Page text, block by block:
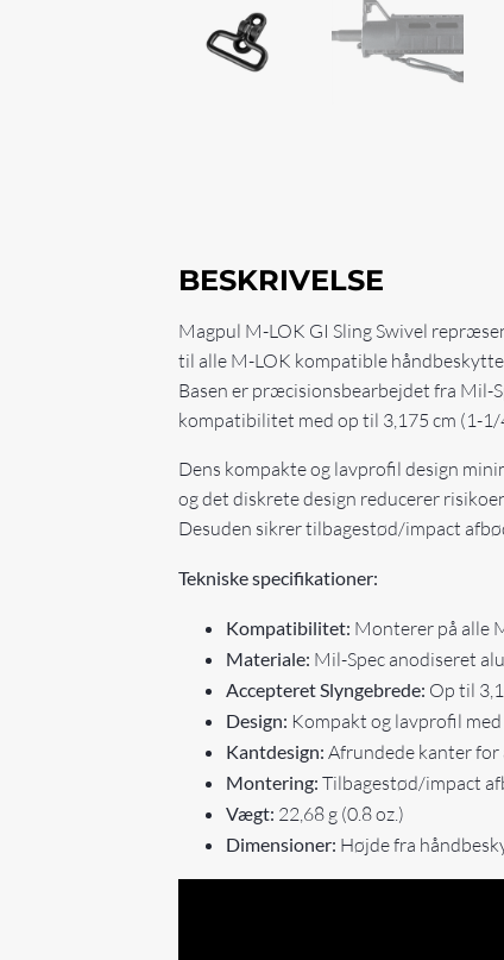
BESKRIVELSE
Magpul M-LOK GI Sling Swivel
til alle M-LOK kompatible
Basen er præcisionsbearbejdet fra Mil-
kompatibilitet med op til 3,175 cm (1-1/
Dens kompakte og lavprofil design
og det diskrete design reducerer
Desuden sikrer tilbagestød/impact
Tekniske specifikationer:
Kompatibilitet: Monterer på alle
Materiale: Mil-Spec anodiseret
Accepteret Slyngebrede: Op til
Design: Kompakt og lavprofil
Kantdesign: Afrundede kanter
Montering: Tilbagestød/impact
Vægt: 22,68 g (0.8 oz.)
Dimensioner: Højde fra